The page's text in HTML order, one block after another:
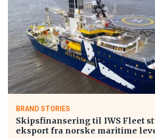
BRAND STORIES
Skipsfinansering til IWS Fleet
eksport fra norske maritime